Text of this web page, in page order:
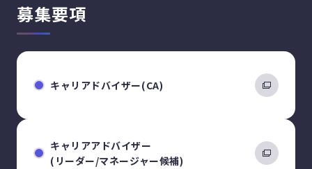
募集要項
キャリアドバイザー(CA)
キャリアアドバイザー
(リーダー/マネージャー候補)